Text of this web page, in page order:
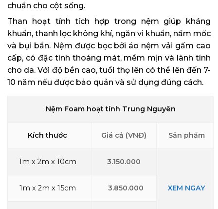
chuẩn cho cột sống.
Than hoạt tính tích hợp trong nệm giúp kháng
khuẩn, thanh lọc không khí, ngăn vi khuẩn, nấm mốc
và bụi bẩn. Nệm được bọc bởi áo nệm vải gấm cao
cấp, có đặc tính thoáng mát, mềm mịn và lành tính
cho da. Với độ bền cao, tuổi thọ lên có thể lên đến 7-
10 năm nếu được bảo quản và sử dụng đúng cách.
Nệm Foam hoạt tính Trung Nguyên
Kích thước Giá cả (VNĐ) Sản phẩm
1m x 2m x 10cm 3.150.000
XEM NGAY
1m x 2m x 15cm 3.850.000